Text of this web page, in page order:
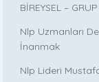
BİREYSEL –
Nlp Uzmanları
İnanmak
Nlp Lideri